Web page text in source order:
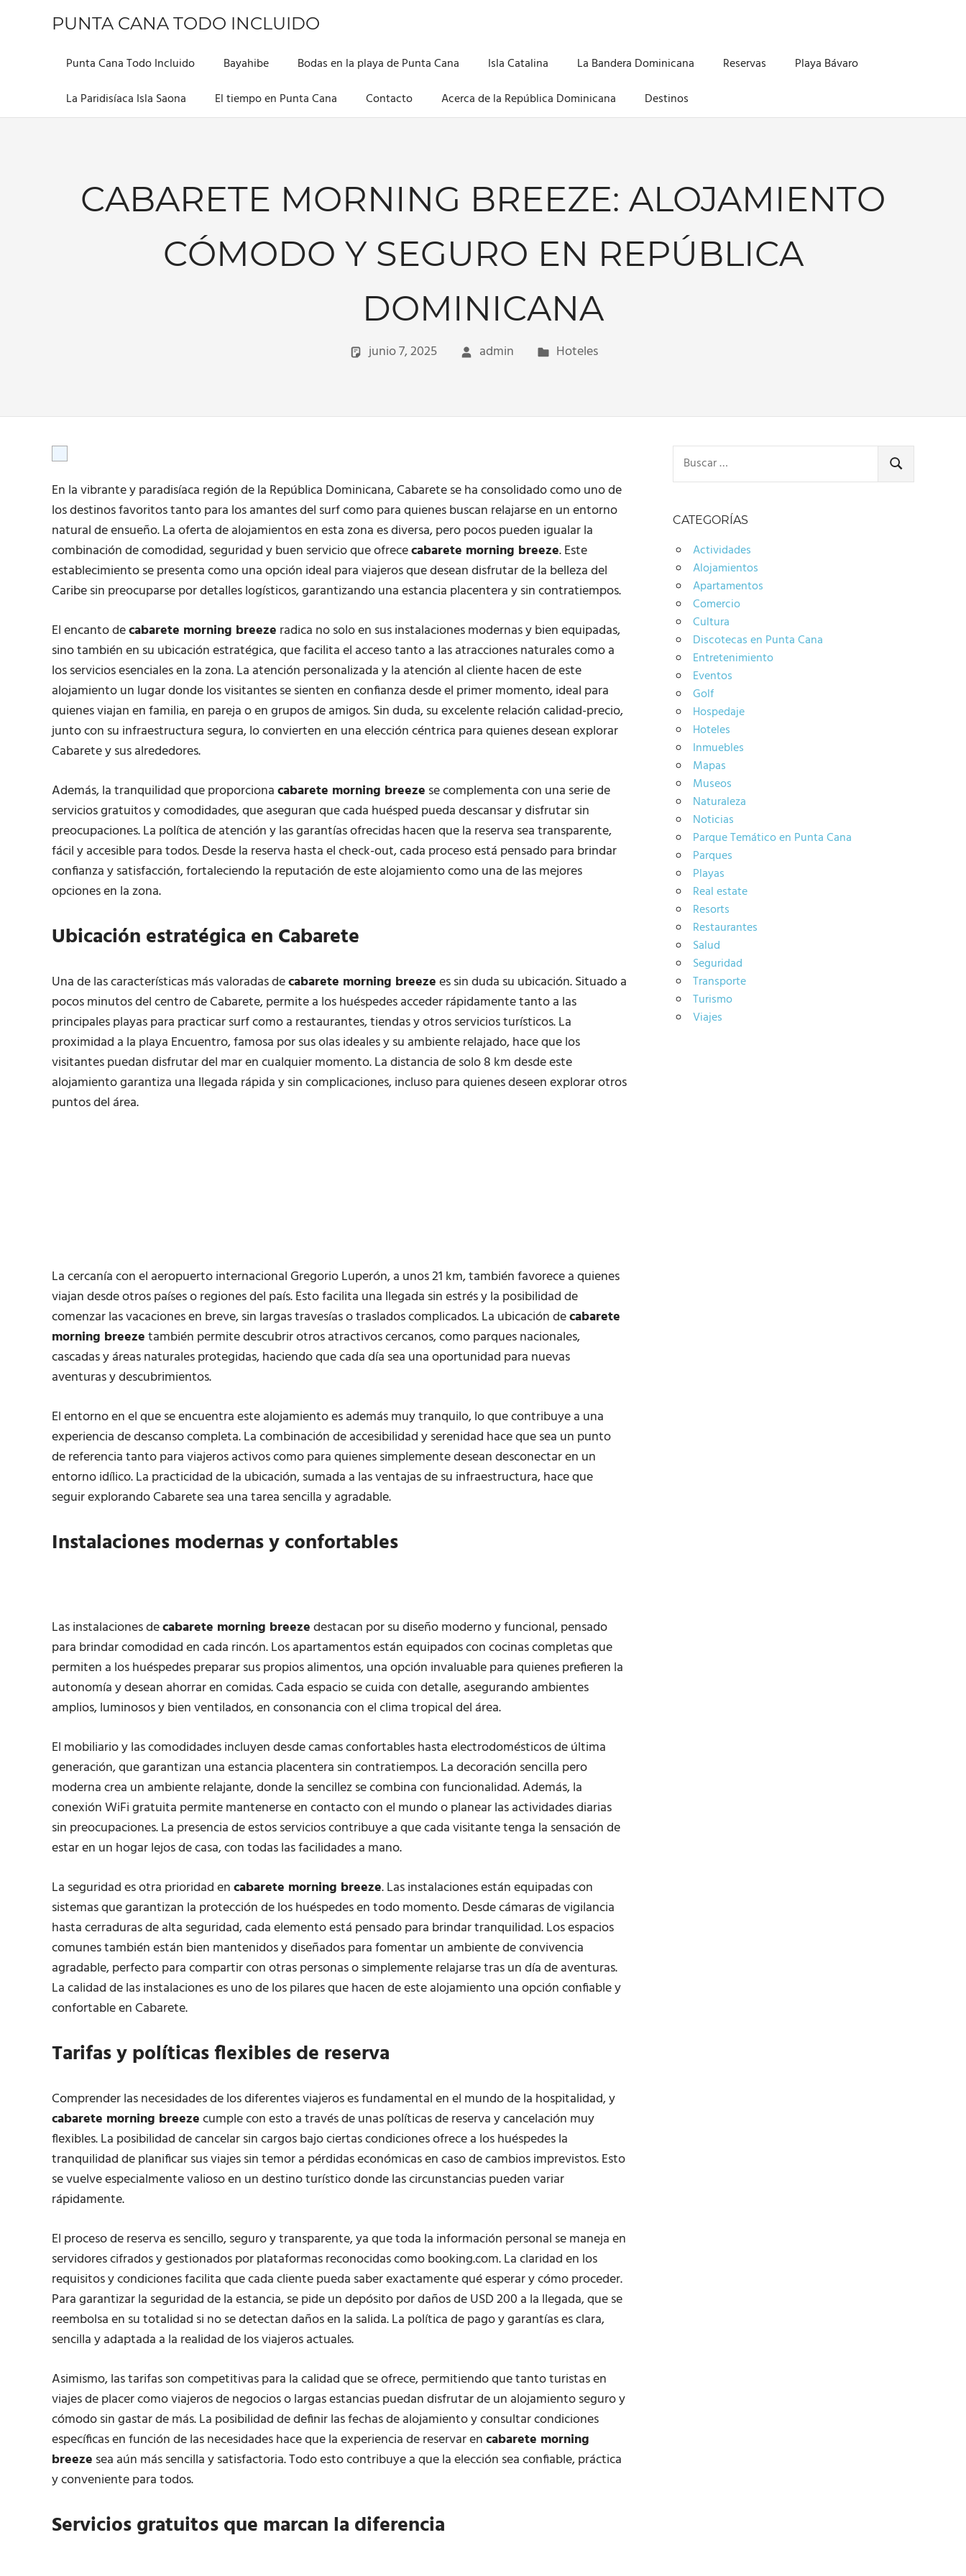
PUNTA CANA TODO INCLUIDO
sobre
hermoso
Punta Cana Todo Incluido Bayahibe Bodas en la playa de Punta Cana Isla Catalina La Bandera Dominicana Reservas
Playa Bávaro
La Paridisíaca Isla Saona
El tiempo en Punta Cana Contacto Acerca de la República Dominicana Destinos
CABARETE MORNING BREEZE: ALOJAMIENTO
CÓMODO Y SEGURO EN REPÚBLICA
DOMINICANA
junio 7, 2025 admin Hoteles
En la vibrante y paradisíaca región de la República Dominicana, Cabarete se ha consolidado como uno de
los destinos favoritos tanto para los amantes del surf como para quienes buscan relajarse en un entorno
natural de ensueño. La oferta de alojamientos en esta zona es diversa, pero pocos pueden igualar la
combinación de comodidad, seguridad y buen servicio que ofrececabarete morning breeze. Este
establecimiento se presenta como una opción ideal para viajeros que desean disfrutar de la belleza del
Caribe sin preocuparse por detalles logísticos, garantizando una estancia placentera y sin contratiempos.
El encanto decabarete morning breeze radica no solo en sus instalaciones modernas y bien equipadas,
sino también en su ubicación estratégica, que facilita el acceso tanto a las atracciones naturales como a
los servicios esenciales en la zona. La atención personalizada y la atención al cliente hacen de este
alojamiento un lugar donde los visitantes se sienten en confianza desde el primer momento, ideal para
quienes viajan en familia, en pareja o en grupos de amigos. Sin duda, su excelente relación calidad-precio,
junto con su infraestructura segura, lo convierten en una elección céntrica para quienes desean explorar
Cabarete y sus alrededores.
Además, la tranquilidad que proporcionacabarete morning breeze se complementa con una serie de
servicios gratuitos y comodidades, que aseguran que cada huésped pueda descansar y disfrutar sin
preocupaciones. La política de atención y las garantías ofrecidas hacen que la reserva sea transparente,
fácil y accesible para todos. Desde la reserva hasta el check-out, cada proceso está pensado para brindar
confianza y satisfacción, fortaleciendo la reputación de este alojamiento como una de las mejores
opciones en la zona.
Ubicación estratégica en Cabarete
Una de las características más valoradas decabarete morning breezees sin duda su ubicación. Situado a
pocos minutos del centro de Cabarete, permite a los huéspedes acceder rápidamente tanto a las
principales playas para practicar surf como a restaurantes, tiendas y otros servicios turísticos. La
proximidad a la playa Encuentro, famosa por sus olas ideales y su ambiente relajado, hace que los
visitantes puedan disfrutar del mar en cualquier momento. La distancia de solo 8 km desde este
alojamiento garantiza una llegada rápida y sin complicaciones, incluso para quienes deseen explorar otros
puntos del área.
La cercanía con el aeropuerto internacional Gregorio Luperón, a unos 21 km, también favorece a quienes
viajan desde otros países o regiones del país. Esto facilita una llegada sin estrés y la posibilidad de
comenzar las vacaciones en breve, sin largas travesías o traslados complicados. La ubicación decabarete
morning breezetambién permite descubrir otros atractivos cercanos, como parques nacionales,
cascadas y áreas naturales protegidas, haciendo que cada día sea una oportunidad para nuevas
aventuras y descubrimientos.
El entorno en el que se encuentra este alojamiento es además muy tranquilo, lo que contribuye a una
experiencia de descanso completa. La combinación de accesibilidad y serenidad hace que sea un punto
de referencia tanto para viajeros activos como para quienes simplemente desean desconectar en un
entorno idílico. La practicidad de la ubicación, sumada a las ventajas de su infraestructura, hace que
seguir explorando Cabarete sea una tarea sencilla y agradable.
Instalaciones modernas y confortables
Las instalaciones decabarete morning breezedestacan por su diseño moderno y funcional, pensado
para brindar comodidad en cada rincón. Los apartamentos están equipados con cocinas completas que
permiten a los huéspedes preparar sus propios alimentos, una opción invaluable para quienes prefieren la
autonomía y desean ahorrar en comidas. Cada espacio se cuida con detalle, asegurando ambientes
amplios, luminosos y bien ventilados, en consonancia con el clima tropical del área.
El mobiliario y las comodidades incluyen desde camas confortables hasta electrodomésticos de última
generación, que garantizan una estancia placentera sin contratiempos. La decoración sencilla pero
moderna crea un ambiente relajante, donde la sencillez se combina con funcionalidad. Además, la
conexión WiFi gratuita permite mantenerse en contacto con el mundo o planear las actividades diarias
sin preocupaciones. La presencia de estos servicios contribuye a que cada visitante tenga la sensación de
estar en un hogar lejos de casa, con todas las facilidades a mano.
La seguridad es otra prioridad encabarete morning breeze. Las instalaciones están equipadas con
sistemas que garantizan la protección de los huéspedes en todo momento. Desde cámaras de vigilancia
hasta cerraduras de alta seguridad, cada elemento está pensado para brindar tranquilidad. Los espacios
comunes también están bien mantenidos y diseñados para fomentar un ambiente de convivencia
agradable, perfecto para compartir con otras personas o simplemente relajarse tras un día de aventuras.
La calidad de las instalaciones es uno de los pilares que hacen de este alojamiento una opción confiable y
confortable en Cabarete.
Tarifas y políticas flexibles de reserva
Comprender las necesidades de los diferentes viajeros es fundamental en el mundo de la hospitalidad, y
cabarete morning breezecumple con esto a través de unas políticas de reserva y cancelación muy
flexibles. La posibilidad de cancelar sin cargos bajo ciertas condiciones ofrece a los huéspedes la
tranquilidad de planificar sus viajes sin temor a pérdidas económicas en caso de cambios imprevistos. Esto
se vuelve especialmente valioso en un destino turístico donde las circunstancias pueden variar
rápidamente.
El proceso de reserva es sencillo, seguro y transparente, ya que toda la información personal se maneja en
servidores cifrados y gestionados por plataformas reconocidas como booking.com. La claridad en los
requisitos y condiciones facilita que cada cliente pueda saber exactamente qué esperar y cómo proceder.
Para garantizar la seguridad de la estancia, se pide un depósito por daños de USD 200 a la llegada, que se
reembolsa en su totalidad si no se detectan daños en la salida. La política de pago y garantías es clara,
sencilla y adaptada a la realidad de los viajeros actuales.
Asimismo, las tarifas son competitivas para la calidad que se ofrece, permitiendo que tanto turistas en
viajes de placer como viajeros de negocios o largas estancias puedan disfrutar de un alojamiento seguro y
cómodo sin gastar de más. La posibilidad de definir las fechas de alojamiento y consultar condiciones
específicas en función de las necesidades hace que la experiencia de reservar encabarete morning
breeze sea aún más sencilla y satisfactoria. Todo esto contribuye a que la elección sea confiable, práctica
y conveniente para todos.
Servicios gratuitos que marcan la diferencia
BUSCAR
CATEGORÍAS
Actividades
Alojamientos
Apartamentos
Comercio
Cultura
Discotecas en Punta Cana
Entretenimiento
Eventos
Golf
Hospedaje
Hoteles
Inmuebles
Mapas
Museos
Naturaleza
Noticias
Parque Temático en Punta Cana
Parques
Playas
Real estate
Resorts
Restaurantes
Salud
Seguridad
Transporte
Turismo
Viajes